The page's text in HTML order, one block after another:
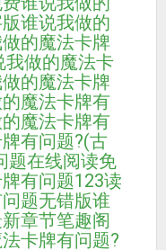
谁说我做的
的魔法卡牌
我做的魔法卡
的魔法卡牌
魔法卡牌有
魔法卡牌有
有问题?(古
题在线阅读免
有问题123读
题无错版谁
章节笔趣阁
卡牌有问题?